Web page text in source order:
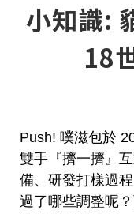
小知識:
18
Push! 噗滋包於
雙手『擠一擠』
備、研發打樣過
過了哪些調整呢